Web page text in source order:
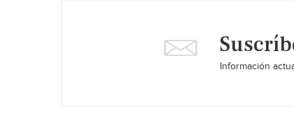
Información